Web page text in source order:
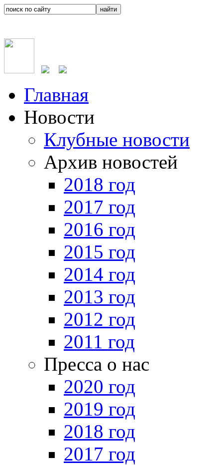
Главная
Новости
Клубные новости
Архив новостей
2018 год
2017 год
2016 год
2015 год
2014 год
2013 год
2012 год
2011 год
Пресса о нас
2020 год
2019 год
2018 год
2017 год